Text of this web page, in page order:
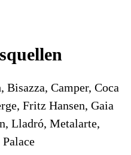
Bisazza, Camper, Coca
Fritz Hansen, Gaia
Lladró, Metalarte,